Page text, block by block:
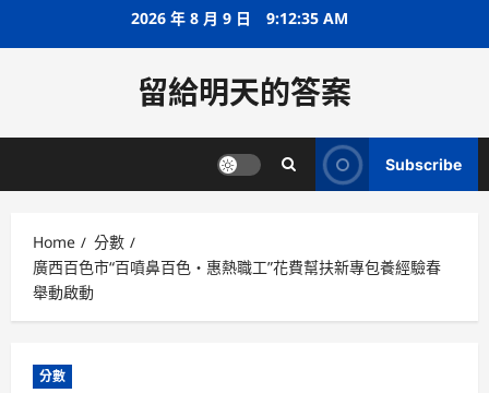
2026 年 8 月 9 日 9:12:36 AM
留給明天的答案
Subscribe
Home
分數
廣西百色市“百噴鼻百色・惠熱職工”花費幫扶新專包養經驗春
舉動啟動
分數